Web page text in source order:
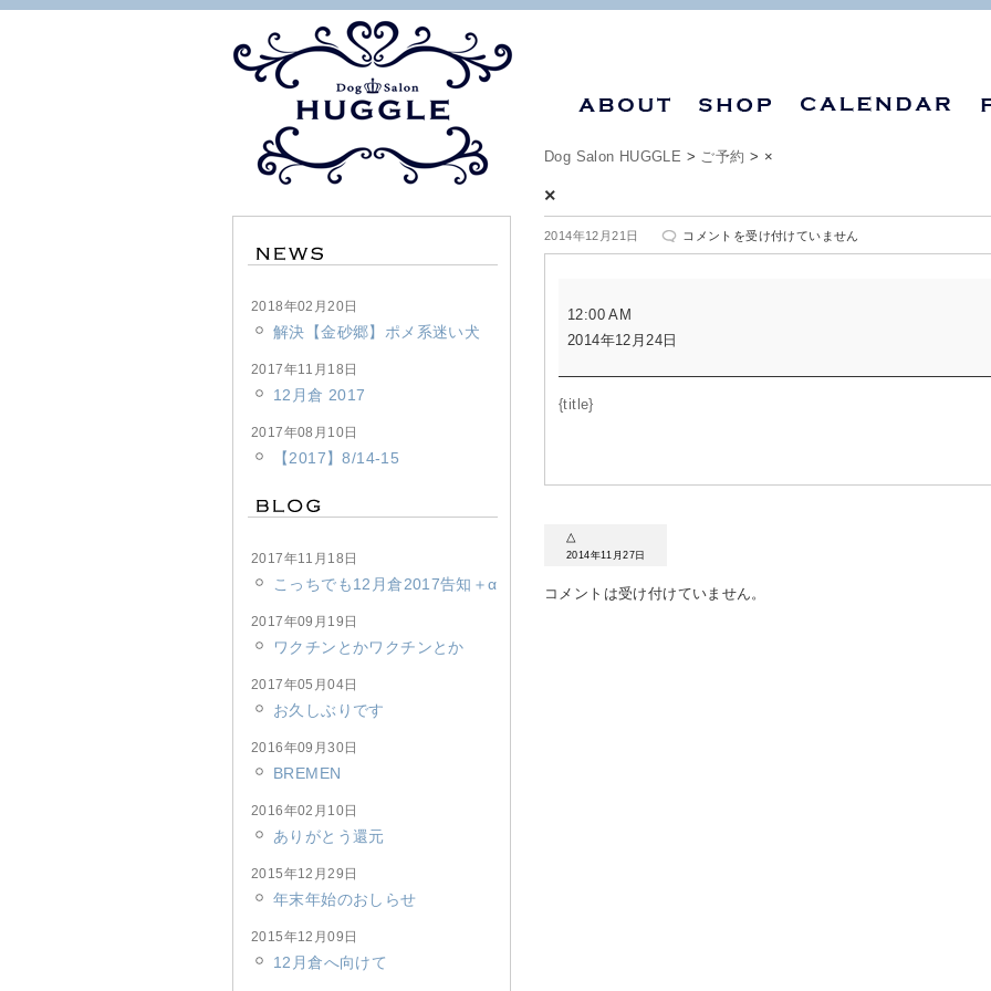
Dog Salon HUGGLE > ご予約 > ×
×
2014年12月21日
×
は
コメントを受け付けていません
12:00 AM
2014年12月24日
{title}
△
2014年11月27日
コメントは受け付けていません。
2018年02月20日
解決【金砂郷】ポメ系迷い犬
2017年11月18日
12月倉 2017
2017年08月10日
【2017】8/14-15
2017年11月18日
こっちでも12月倉2017告知＋α
2017年09月19日
ワクチンとかワクチンとか
2017年05月04日
お久しぶりです
2016年09月30日
BREMEN
2016年02月10日
ありがとう還元
2015年12月29日
年末年始のおしらせ
2015年12月09日
12月倉へ向けて